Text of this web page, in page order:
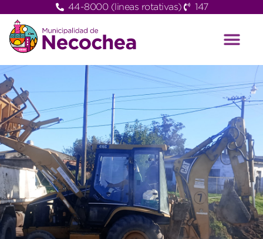
44-8000 (lineas rotativas) 147